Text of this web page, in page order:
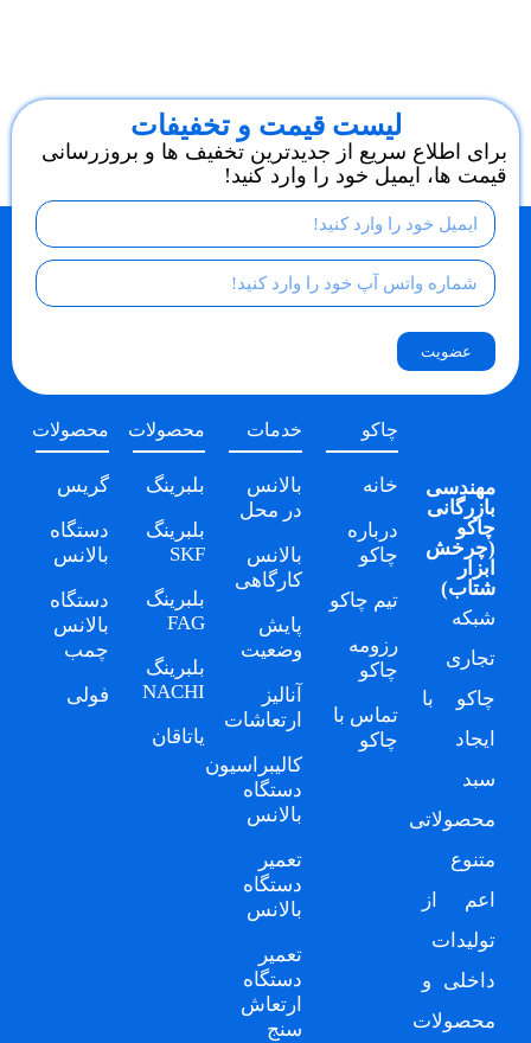
لیست قیمت و تخفیفات
برای اطلاع سریع از جدیدترین تخفیف ها و بروزرسانی
قیمت ها، ایمیل خود را وارد کنید!
عضویت
مهندسی
بازرگانی
چاکو
(چرخش
ابزار
شتاب)
شبکه
تجاری
چاکو با
ایجاد
سبد
محصولاتی
متنوع
اعم از
تولیدات
داخلی و
محصولات
چاکو
خانه
درباره
چاکو
تیم چاکو
رزومه
چاکو
تماس با
چاکو
خدمات
بالانس
در محل
بالانس
کارگاهی
پایش
وضعیت
آنالیز
ارتعاشات
کالیبراسیون
دستگاه
بالانس
تعمیر
دستگاه
بالانس
تعمیر
دستگاه
ارتعاش
سنج
محصولات
بلبرینگ
بلبرینگ
SKF
بلبرینگ
FAG
بلبرینگ
NACHI
یاتاقان
محصولات
گریس
دستگاه
بالانس
دستگاه
بالانس
چمب
فولی